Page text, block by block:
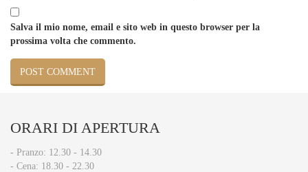
Salva il mio nome, email e sito web in questo browser per la
prossima volta che commento.
ORARI DI APERTURA
- Pranzo: 12.30 - 14.30​
- Cena: 18.30 - 22.30